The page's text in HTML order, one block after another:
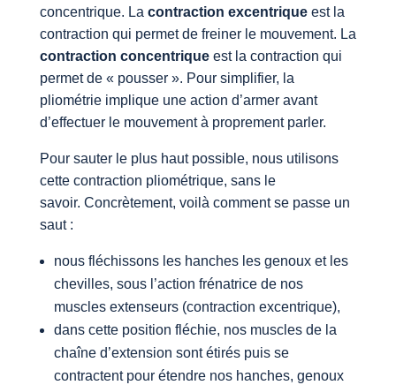
concentrique. La contraction excentriqueest la
contraction qui permet de freiner le mouvement. La
contraction concentriqueest la contraction qui
permet de « pousser ». Pour simplifier, la
pliométrie implique une action d’armer avant
d’effectuer le mouvement à proprement parler.
Pour sauter le plus haut possible, nous utilisons
cette contraction pliométrique, sans le
savoir. Concrètement, voilà comment se passe un
saut :
nous fléchissons les hanches les genoux et les
chevilles, sous l’action frénatrice de nos
muscles extenseurs (contraction excentrique),
dans cette position fléchie, nos muscles de la
chaîne d’extension sont étirés puis se
contractent pour étendre nos hanches, genoux